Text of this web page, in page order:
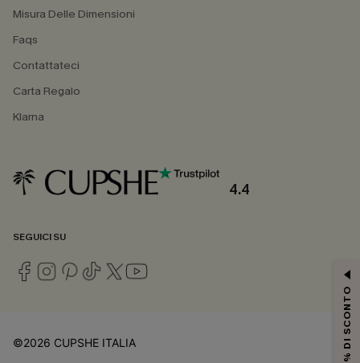
Misura Delle Dimensioni
Faqs
Contattateci
Carta Regalo
Klarna
4.4
SEGUICI SU
©2026 CUPSHE ITALIA 15% DI SCONTO